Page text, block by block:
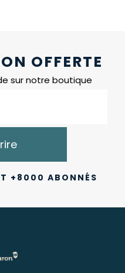
OFFERTE
sur notre boutique
+8000 ABONNÉS